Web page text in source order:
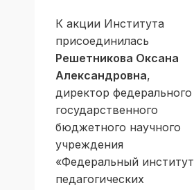
К акции Института
присоединилась
Решетникова Оксана
Александровна,
директор федерального
государственного
бюджетного научного
учреждения
«Федеральный институт
педагогических